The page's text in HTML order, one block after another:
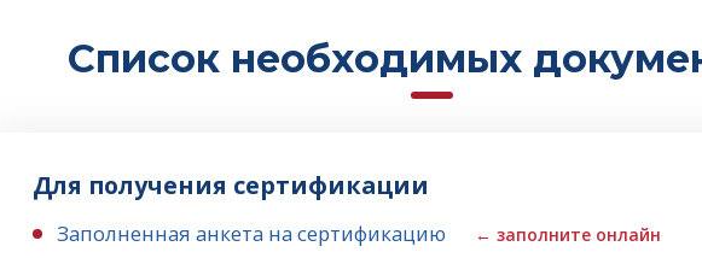
Список необходимых
Для получения сертификации
Заполненная анкета на сертификацию ← заполните онлайн